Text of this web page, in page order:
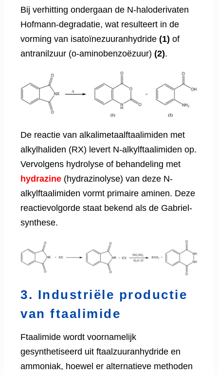
Bij verhitting ondergaan de N-haloderivaten
Hofmann-degradatie, wat resulteert in de
vorming van isatoïnezuuranhydride (1) of
antranilzuur (o-aminobenzoëzuur) (2).
De reactie van alkalimetaalftaalimiden met
alkylhaliden (RX) levert N-alkylftaalimiden op.
Vervolgens hydrolyse of behandeling met
hydrazine (hydrazinolyse) van deze N-
alkylftaalimiden vormt primaire aminen. Deze
reactievolgorde staat bekend als de Gabriel-
synthese.
3. Industriële productie
van ftaalimide
Ftaalimide wordt voornamelijk
gesynthetiseerd uit ftaalzuuranhydride en
ammoniak, hoewel er alternatieve methoden